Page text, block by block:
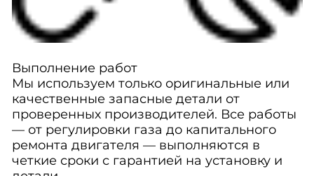
Выполнение работ
Мы используем только оригинальные или
качественные запасные детали от
проверенных производителей. Все работы
— от регулировки газа до капитального
ремонта двигателя — выполняются в
четкие сроки с гарантией на установку и